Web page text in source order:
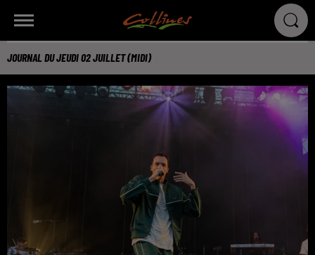
JOURNAL DU JEUDI 02 JUILLET (MIDI)